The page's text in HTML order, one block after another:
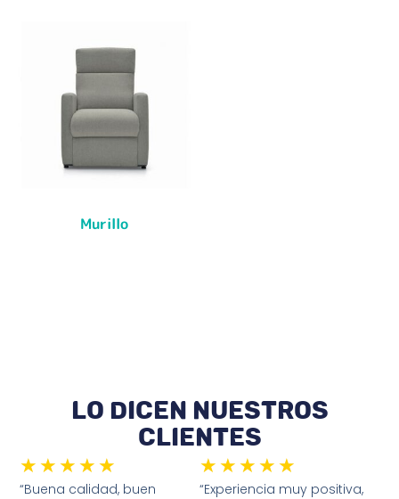
Murillo
Lo dicen nuestros
clientes
★ ★ ★ ★ ★
“Buena calidad, buen
★ ★ ★ ★ ★
“Experiencia muy positiva,